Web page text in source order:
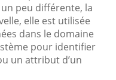
peu différente, la
elle est utilisée
dans le domaine
pour identifier
un attribut d’un